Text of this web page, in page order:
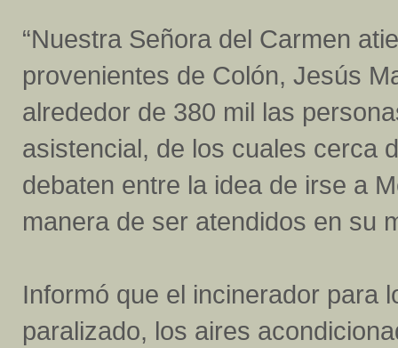
“Nuestra Señora del Carmen
provenientes de Colón, Jesús
alrededor de 380 mil las
asistencial, de los cuales cerca
debaten entre la idea de irse a
manera de ser atendidos en su
Informó que el incinerador para
paralizado, los aires